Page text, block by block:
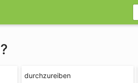
durchzureiben